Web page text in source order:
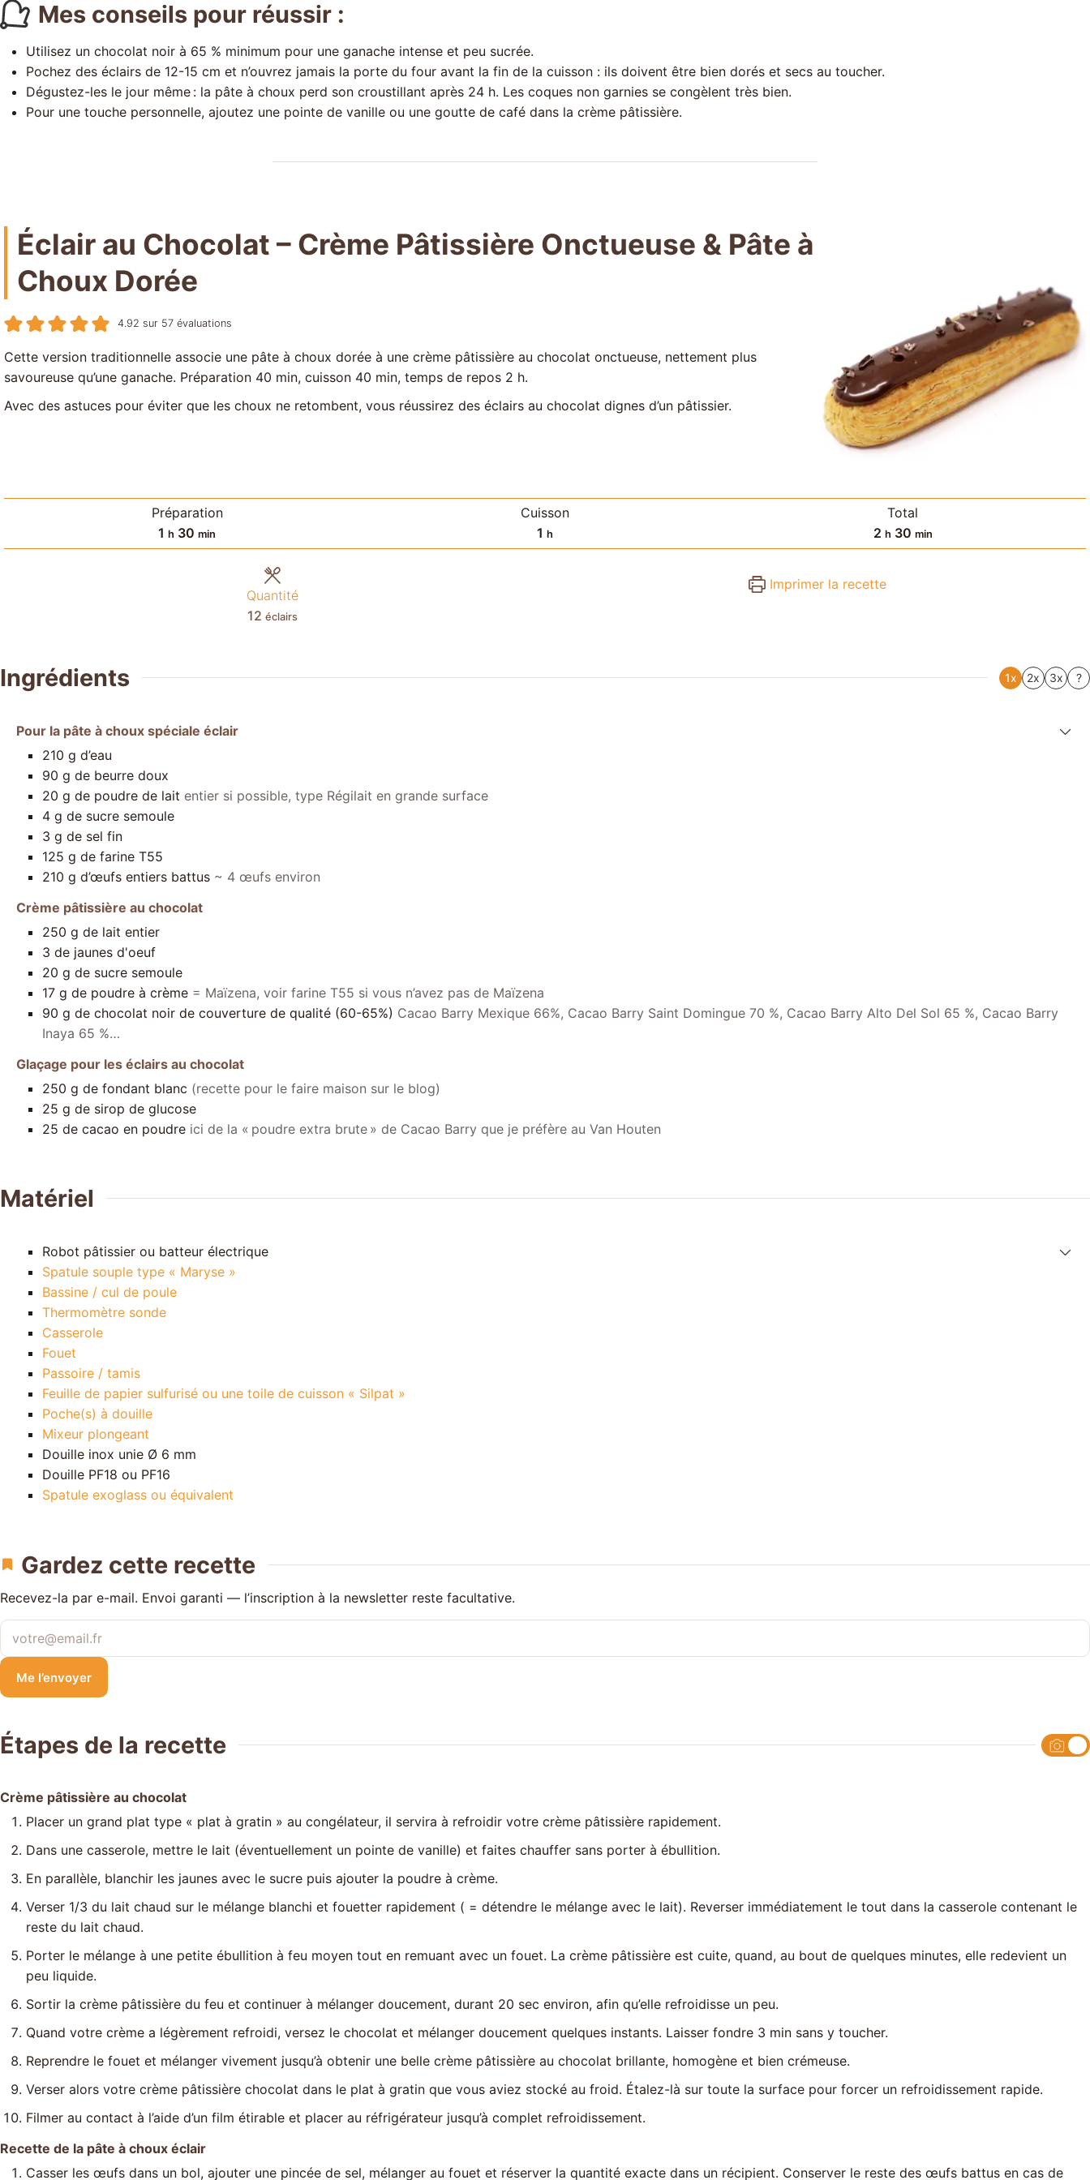
Mes conseils pour réussir :
Utilisez un chocolat noir à 65 % minimum pour une ganache intense et peu sucrée.
Pochez des éclairs de 12-15 cm et n’ouvrez jamais la porte du four avant la fin de la cuisson : ils doivent être bien dorés et secs au toucher.
Dégustez-les le jour même : la pâte à choux perd son croustillant après 24 h. Les coques non garnies se congèlent très bien.
Pour une touche personnelle, ajoutez une pointe de vanille ou une goutte de café dans la crème pâtissière.
Éclair au Chocolat – Crème Pâtissière Onctueuse & Pâte à
Choux Dorée
4.92 sur 57 évaluations
Cette version traditionnelle associe une pâte à choux dorée à une crème pâtissière au chocolat onctueuse, nettement plus
savoureuse qu’une ganache. Préparation 40 min, cuisson 40 min, temps de repos 2 h.
Avec des astuces pour éviter que les choux ne retombent, vous réussirez des éclairs au chocolat dignes d’un pâtissier.
Préparation
1 heure
h 30 minutes
min
Cuisson
1 heure
h
Total
2heures
h 30minutes
min
Quantité
12 éclairs
Imprimer la recette
Ingrédients 1x 2x 3x ?
Pour la pâte à choux spéciale éclair
210 g d’eau
90 g de beurre doux
20 g de poudre de lait entier si possible, type Régilait en grande surface
4 g de sucre semoule
3 g de sel fin
125 g de farine T55
210 g d’œufs entiers battus ~ 4 œufs environ
Crème pâtissière au chocolat
250 g de lait entier
3 de jaunes d'oeuf
20 g de sucre semoule
17 g de poudre à crème = Maïzena, voir farine T55 si vous n’avez pas de Maïzena
90 g de chocolat noir de couverture de qualité (60-65%) Cacao Barry Mexique 66%, Cacao Barry Saint Domingue 70 %, Cacao Barry Alto Del Sol 65 %, Cacao Barry
Inaya 65 %…
Glaçage pour les éclairs au chocolat
250 g de fondant blanc (recette pour le faire maison sur le blog)
25 g de sirop de glucose
25 de cacao en poudre ici de la « poudre extra brute » de Cacao Barry que je préfère au Van Houten
Matériel
Robot pâtissier ou batteur électrique
Spatule souple type « Maryse »
Bassine / cul de poule
Thermomètre sonde
Casserole
Fouet
Passoire / tamis
Feuille de papier sulfurisé ou une toile de cuisson « Silpat »
Poche(s) à douille
Mixeur plongeant
Douille inox unie Ø 6 mm
Douille PF18 ou PF16
Spatule exoglass ou équivalent
Gardez cette recette
Recevez-la par e-mail. Envoi garanti — l’inscription à la newsletter reste facultative.
Votre adresse e-mail
Me l’envoyer
Étapes de la recette
Crème pâtissière au chocolat
Placer un grand plat type « plat à gratin » au congélateur, il servira à refroidir votre crème pâtissière rapidement.
Dans une casserole, mettre le lait (éventuellement un pointe de vanille) et faites chauffer sans porter à ébullition.
En parallèle, blanchir les jaunes avec le sucre puis ajouter la poudre à crème.
Verser 1/3 du lait chaud sur le mélange blanchi et fouetter rapidement ( = détendre le mélange avec le lait). Reverser immédiatement le tout dans la casserole contenant le
reste du lait chaud.
Porter le mélange à une petite ébullition à feu moyen tout en remuant avec un fouet. La crème pâtissière est cuite, quand, au bout de quelques minutes, elle redevient un
peu liquide.
Sortir la crème pâtissière du feu et continuer à mélanger doucement, durant 20 sec environ, afin qu’elle refroidisse un peu.
Quand votre crème a légèrement refroidi, versez le chocolat et mélanger doucement quelques instants. Laisser fondre 3 min sans y toucher.
Reprendre le fouet et mélanger vivement jusqu’à obtenir une belle crème pâtissière au chocolat brillante, homogène et bien crémeuse.
Verser alors votre crème pâtissière chocolat dans le plat à gratin que vous aviez stocké au froid. Étalez-là sur toute la surface pour forcer un refroidissement rapide.
Filmer au contact à l’aide d’un film étirable et placer au réfrigérateur jusqu’à complet refroidissement.
Recette de la pâte à choux éclair
Casser les œufs dans un bol, ajouter une pincée de sel, mélanger au fouet et réserver la quantité exacte dans un récipient. Conserver le reste des œufs battus en cas de